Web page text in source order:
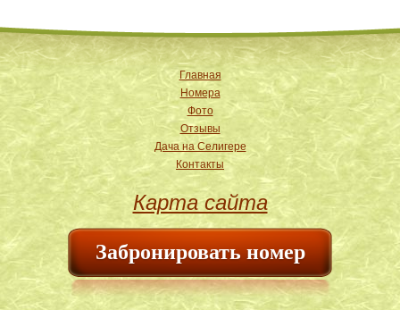
Главная
Номера
Фото
Отзывы
Дача на Селигере
Контакты
Карта сайта
Забронировать номер